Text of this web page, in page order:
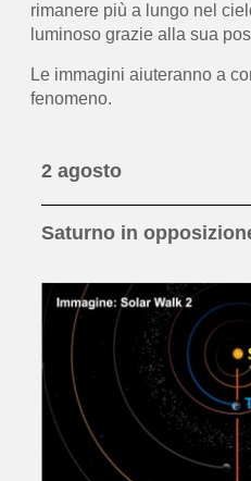
rimanere più a lungo nel
luminoso grazie alla sua
Le immagini aiuteranno a
fenomeno.
2 agosto
Saturno in